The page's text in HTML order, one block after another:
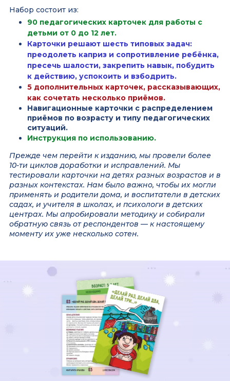
Набор состоит из:
90 педагогических карточек для работы с
детьми от 0 до 12 лет.
Карточки решают шесть типовых задач:
преодолеть каприз и сопротивление ребёнка,
пресечь шалости, закрепить навык, побудить
к действию, успокоить и взбодрить.
5 дополнительных карточек, рассказывающих,
как сочетать несколько приёмов.
Навигационные карточки с распределением
приёмов по возрасту и типу педагогических
ситуаций.
Инструкция по использованию.
Прежде чем перейти к изданию, мы провели более
10-ти циклов доработки и исправлений. Мы
тестировали карточки на детях разных возрастов и в
разных контекстах. Нам было важно, чтобы их могли
применять и родители дома, и воспитатели в детских
садах, и учителя в школах, и психологи в детских
центрах. Мы апробировали методику и собирали
обратную связь от респондентов — к настоящему
моменту их уже несколько сотен.